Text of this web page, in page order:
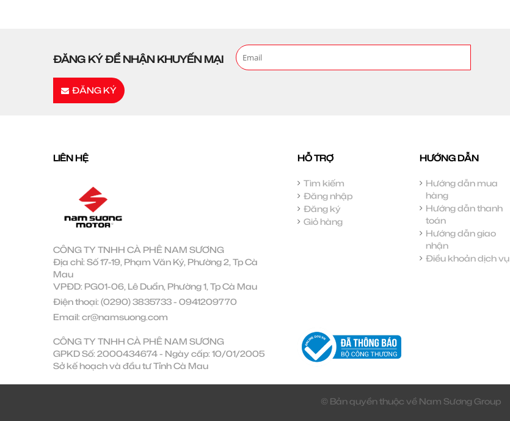
ĐĂNG KÝ ĐỂ NHẬN KHUYẾN MẠI
ĐĂNG KÝ
LIÊN HỆ
CÔNG TY TNHH CÀ PHÊ NAM SƯƠNG
Địa chỉ: Số 17-19, Phạm Văn Ký, Phường 2, Tp Cà
Mau
VPĐD: PG01-06, Lê Duẩn, Phường 1, Tp Cà Mau
Điện thoại: (0290) 3835733- 0941209770
Email: cr@namsuong.com
CÔNG TY TNHH CÀ PHÊ NAM SƯƠNG
GPKD Số: 2000434674 - Ngày cấp: 10/01/2005
Sở kế hoạch và đầu tư Tỉnh Cà Mau
HỖ TRỢ
Tìm kiếm
Đăng nhập
Đăng ký
Giỏ hàng
HƯỚNG DẪN
Hướng dẫn mua
hàng
Hướng dẫn thanh
toán
Hướng dẫn giao
nhận
Điều khoản dịch vụ
© Bản quyền thuộc về Nam Sương Group